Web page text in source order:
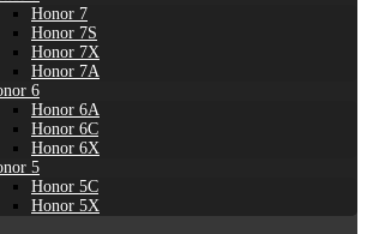
Honor 7
Honor 7S
Honor 7X
Honor 7A
6
Honor 6A
Honor 6C
Honor 6X
5
Honor 5C
Honor 5X